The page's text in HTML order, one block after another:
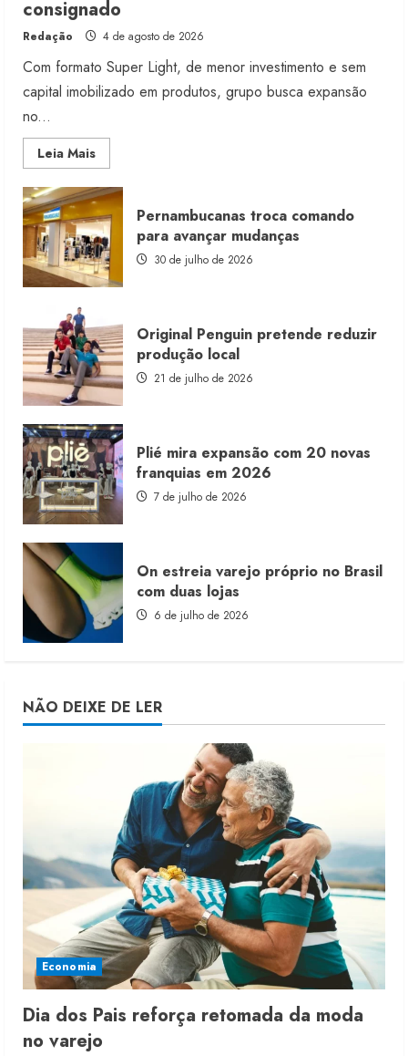
consignado
Redação 4 de agosto de 2026
Com formato Super Light, de menor investimento e sem
capital imobilizado em produtos, grupo busca expansão
no...
Leia MaisRead
more
Morena
Rosa
lança
franquia
com
estoque
consignado
Pernambucanas troca comando
para avançar mudanças
30 de julho de 2026
Original Penguin pretende reduzir
produção local
21 de julho de 2026
Plié mira expansão com 20 novas
franquias em 2026
7 de julho de 2026
On estreia varejo próprio no Brasil
com duas lojas
6 de julho de 2026
NÃO DEIXE DE LER
Economia
Dia dos Pais reforça retomada da moda
no varejo